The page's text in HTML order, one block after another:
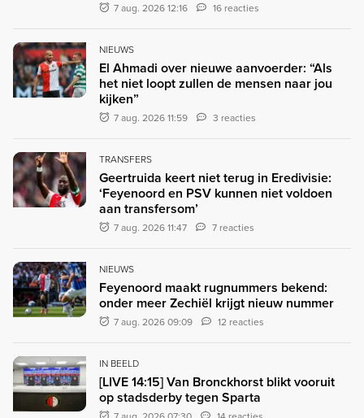
7 aug. 2026 12:16 16 reacties
NIEUWS
El Ahmadi over nieuwe aanvoerder: “Als
het niet loopt zullen de mensen naar jou
kijken”
7 aug. 2026 11:59 3 reacties
TRANSFERS
Geertruida keert niet terug in Eredivisie:
‘Feyenoord en PSV kunnen niet voldoen
aan transfersom’
7 aug. 2026 11:47 7 reacties
NIEUWS
Feyenoord maakt rugnummers bekend:
onder meer Zechiël krijgt nieuw nummer
7 aug. 2026 09:09 12 reacties
IN BEELD
[LIVE 14:15] Van Bronckhorst blikt vooruit
op stadsderby tegen Sparta